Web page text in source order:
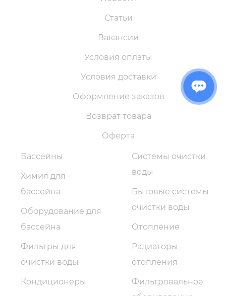
Статьи
Вакансии
Условия оплаты
Условия доставки
Оформление заказов
Возврат товара
Оферта
Бассейны
Химия для
бассейна
Оборудование для
бассейна
Фильтры для
очистки воды
Кондиционеры
Системы очистки
воды
Бытовые системы
очистки воды
Отопление
Радиаторы
отопления
Фильтровальное